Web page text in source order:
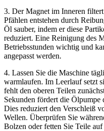
3. Der Magnet im Inneren
Pfählen entstehen durch
Öl sauber, indem er diese
reduziert. Eine Reinigung des
Betriebsstunden wichtig und
angepasst werden.
4. Lassen Sie die Maschine
warmlaufen. Im Leerlauf setzt
fehlt den oberen Teilen
Sekunden fördert die
Dies reduziert den Verschleiß
Wellen. Überprüfen Sie
Bolzen oder fetten Sie Teile